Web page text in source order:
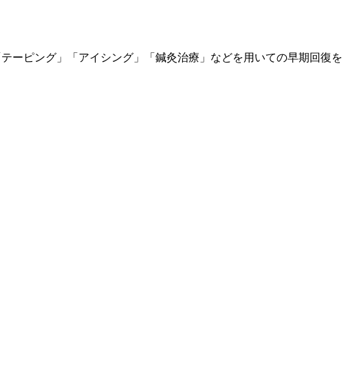
ーピング」「アイシング」「鍼灸治療」などを用いての早期回復を